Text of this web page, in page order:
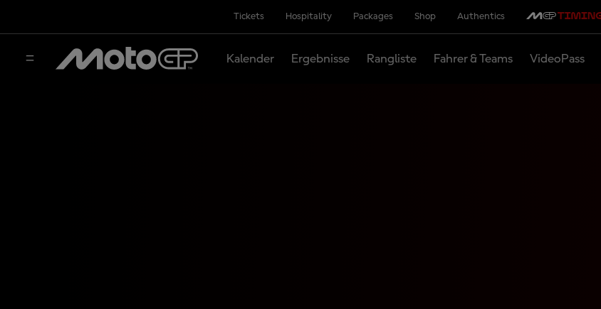
Tickets Hospitality Packages Shop Authentics
Kalender Ergebnisse Rangliste Fahrer & Teams VideoPass